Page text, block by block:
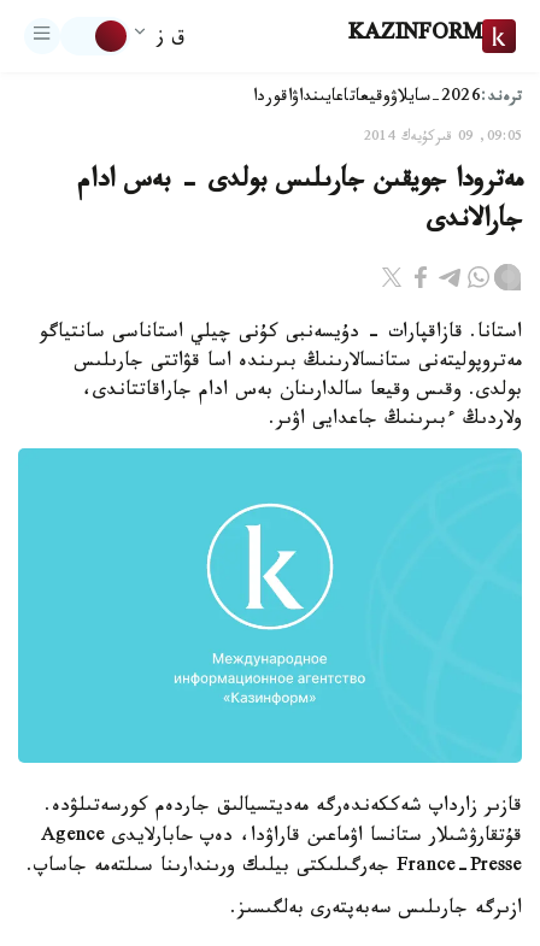
KAZINFORM ق ز
ترەند:2026-سايلاۋ وقيعاتاعايىنداۋاقوردا
09:05, 09 قىركۇيەك 2014
مەترودا جويقىن جارىلىس بولدى - بەس ادام
جارالاندى
استانا. قازاقپارات - دۇيسەنبى كۇنى چيلي استاناسى سانتياگو
مەتروپوليتەنى ستانسالارىنىڭ بىرىندە اسا قۋاتتى جارىلىس
بولدى. وقىس وقيعا سالدارىنان بەس ادام جاراقاتتاندى،
ولاردىڭ ءبىرىنىڭ جاعدايى اۋىر.
قازىر زارداپ شەككەندەرگە مەديتسيالىق جاردەم كورسەتىلۋدە.
قۇتقارۋشىلار ستانسا اۋماعىن قاراۋدا، دەپ حابارلايدى Agence
France-Presse جەرگىلىكتى بيلىك ورىندارىنا سىلتەمە جاساپ.
ازىرگە جارىلىس سەبەپتەرى بەلگىسىز.